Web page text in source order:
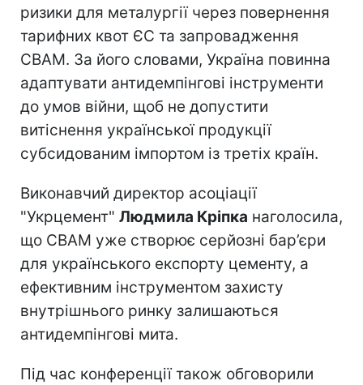
ризики для металургії через повернення
тарифних квот ЄС та запровадження
CBAM. За його словами, Україна повинна
адаптувати антидемпінгові інструменти
до умов війни, щоб не допустити
витіснення української продукції
субсидованим імпортом із третіх країн.
Виконавчий директор асоціації
"Укрцемент" Людмила Кріпка наголосила,
що CBAM уже створює серйозні бар’єри
для українського експорту цементу, а
ефективним інструментом захисту
внутрішнього ринку залишаються
антидемпінгові мита.
Під час конференції також обговорили